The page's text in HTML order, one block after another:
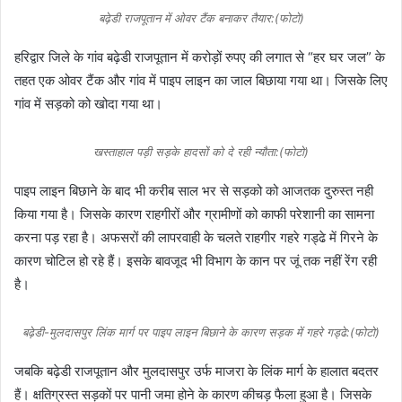
बढ़ेडी राजपूतान में ओवर टैंक बनाकर तैयार:(फोटो)
हरिद्वार जिले के गांव बढ़ेडी राजपूतान में करोड़ों रुपए की लगात से “हर घर जल” के
तहत एक ओवर टैंक और गांव में पाइप लाइन का जाल बिछाया गया था। जिसके लिए
गांव में सड़को को खोदा गया था।
खस्ताहाल पड़ी सड़के हादसों को दे रही न्यौता:(फोटो)
पाइप लाइन बिछाने के बाद भी करीब साल भर से सड़को को आजतक दुरुस्त नही
किया गया है। जिसके कारण राहगीरों और ग्रामीणों को काफी परेशानी का सामना
करना पड़ रहा है। अफसरों की लापरवाही के चलते राहगीर गहरे गड्ढे में गिरने के
कारण चोटिल हो रहे हैं। इसके बावजूद भी विभाग के कान पर जूं तक नहीं रेंग रही
है।
बढ़ेडी-मुलदासपुर लिंक मार्ग पर पाइप लाइन बिछाने के कारण सड़क में गहरे गड्ढे:(फोटो)
जबकि बढ़ेडी राजपूतान और मुलदासपुर उर्फ माजरा के लिंक मार्ग के हालात बदतर
हैं। क्षतिग्रस्त सड़कों पर पानी जमा होने के कारण कीचड़ फैला हुआ है। जिसके